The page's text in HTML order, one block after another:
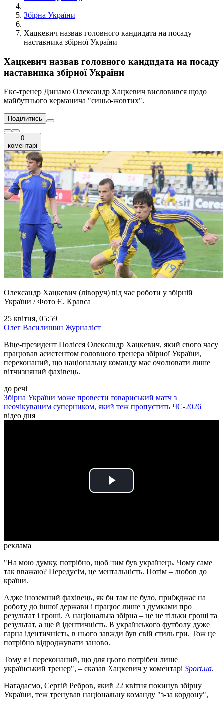
Збірна України
Хацкевич назвав головного кандидата на посаду
наставника збірної України
Хацкевич назвав головного кандидата на посаду
наставника збірної України
Екс-тренер Динамо Олександр Хацкевич висловився щодо
майбутнього керманича "синьо-жовтих".
Поділитись
0
коментарі
Олександр Хацкевич (ліворуч) під час роботи у збірній
України / Фото Є. Кравса
25 квітня, 05:59
Олег Василишин Журналіст
Віце-президент Полісся Олександр Хацкевич, який свого часу
працював асистентом головного тренера збірної України,
переконаний, що національну команду має очолювати лише
вітчизняний фахівець.
до речі
Збірна України може провести товариський матч з
неочікуваним суперником, який теж пропустить ЧС-2026
відео дня
Play
реклама
"На мою думку, потрібно, щоб ним був українець. Чому саме
так вважаю? Передусім, це ментальність. Потім – любов до
країни.
Адже іноземний фахівець, як би там не було, приїжджає на
роботу до іншої держави і працює лише з думками про
результат і гроші. А національна збірна – це не тільки гроші та
результат, а ще й ідентичність. В українського футболу дуже
гарна ідентичність, в нього завжди був свій стиль гри. Тож це
потрібно відроджувати заново.
Тому я і переконаний, що для цього потрібен лише
український тренер", – сказав Хацкевич у коментарі Sport.ua.
Нагадаємо, Сергій Ребров, який 22 квітня покинув збірну
України, теж тренував національну команду "з-за кордону",